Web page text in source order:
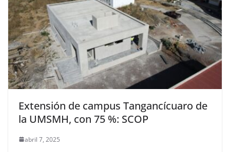
Extensión de campus Tangancícuaro de
la UMSMH, con 75 %: SCOP
abril 7, 2025